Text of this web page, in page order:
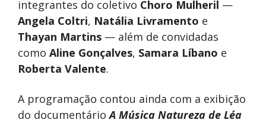
integrantes do coletivo Choro Mulheril —
Angela Coltri, Natália Livramento e
Thayan Martins — além de convidadas
como Aline Gonçalves, Samara Líbano e
Roberta Valente.
A programação contou ainda com a exibição
do documentárioA Música Natureza de Léa